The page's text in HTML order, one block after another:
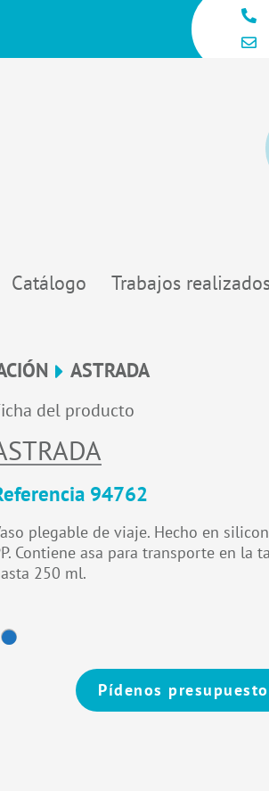
Catálogo Trabajos
ASTRADA
del producto
94762
plegable de viaje. Hecho en
Contiene asa para transporte en la
250 ml.
Pídenos presupuesto